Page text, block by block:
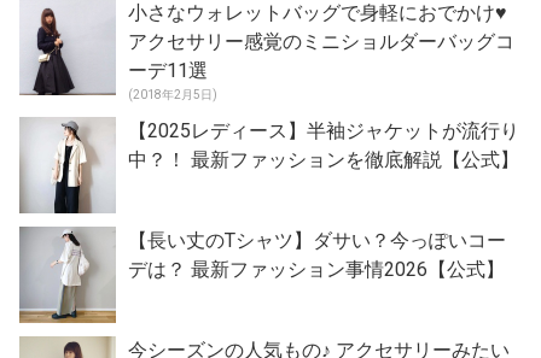
小さなウォレットバッグで身軽におでかけ♥
アクセサリー感覚のミニショルダーバッグコ
ーデ11選
(2018年2月5日)
【2025レディース】半袖ジャケットが流行り
中？！ 最新ファッションを徹底解説【公式】
【長い丈のTシャツ】ダサい？今っぽいコー
デは？ 最新ファッション事情2026【公式】
今シーズンの人気もの♪ アクセサリーみたい